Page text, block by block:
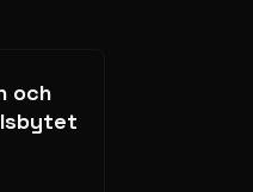
och